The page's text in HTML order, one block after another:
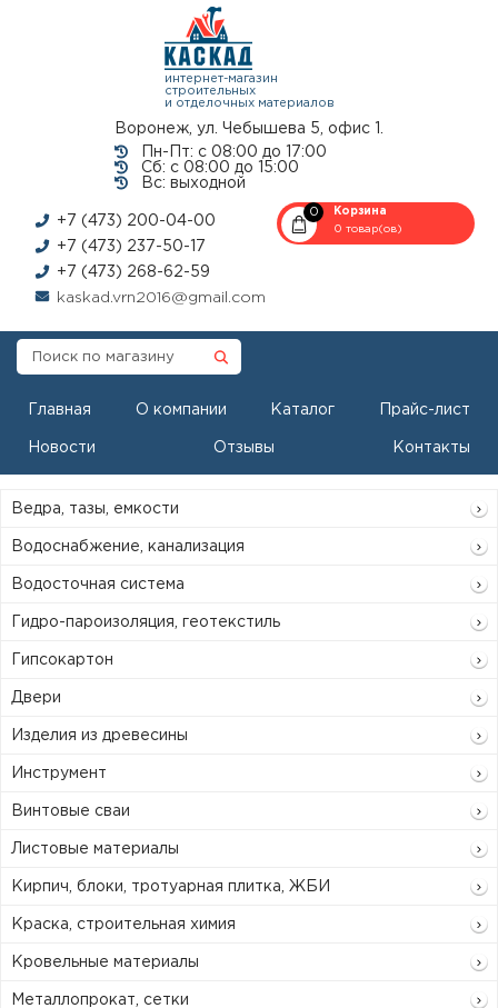
интернет-магазин
строительных
и отделочных материалов
Воронеж, ул. Чебышева 5, офис 1.
Пн-Пт: с 08:00 до 17:00
Сб: с 08:00 до 15:00
Вс: выходной
+7 (473) 200-04-00
+7 (473) 237-50-17
+7 (473) 268-62-59
kaskad.vrn2016@gmail.com
0
Корзина
0 товар(ов)
Главная О компании Каталог Прайс-лист
Новости Отзывы Контакты
Ведра, тазы, емкости
Водоснабжение, канализация
Водосточная система
Гидро-пароизоляция, геотекстиль
Гипсокартон
Двери
Изделия из древесины
Инструмент
Винтовые сваи
Листовые материалы
Кирпич, блоки, тротуарная плитка, ЖБИ
Краска, строительная химия
Кровельные материалы
Металлопрокат, сетки